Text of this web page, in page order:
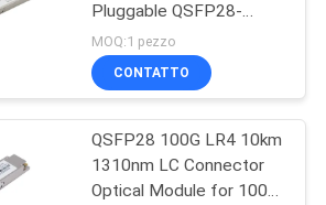
Pluggable QSFP28-
100G-SR4
MOQ:1 pezzo
CONTATTO
QSFP28 100G LR4 10km
1310nm LC Connector
Optical Module for 100G